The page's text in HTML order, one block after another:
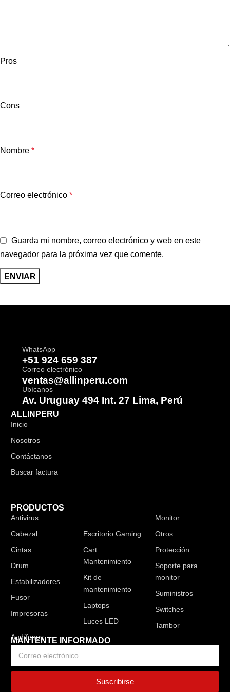
Pros
Cons
Nombre *
Correo electrónico *
Guarda mi nombre, correo electrónico y web en este
navegador para la próxima vez que comente.
WhatsApp
+51 924 659 387
Correo electrónico
ventas@allinperu.com
Ubícanos
Av. Uruguay 494 Int. 27 Lima, Perú
ALLINPERU
Inicio
Nosotros
Contáctanos
Buscar factura
PRODUCTOS
Antivirus
Cabezal
Cintas
Drum
Estabilizadores
Fusor
Impresoras
Escritorio Gaming
Cart.
Mantenimiento
Kit de
mantenimiento
Laptops
Luces LED
Monitor
Otros
Protección
Soporte para
monitor
Suministros
Switches
Tambor
MANTENTE INFORMADO
Suscribirse